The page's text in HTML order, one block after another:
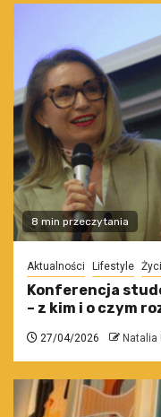
8 min przeczytania
Aktualności Lifestyle
Konferencja
– z kim i o czym
27/04/2026 Natalia